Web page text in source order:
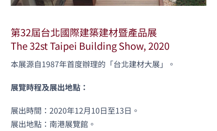
第32屆台北國際建築建材暨產品展
The 32st Taipei Building Show, 2020
本展源自1987年首度辦理的「台北建材大展」。
展覽時程及展出地點：
展出時間：2020年12月10日至13日。
展出地點：南港展覽館。